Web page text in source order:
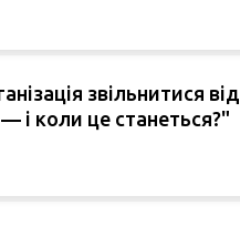
звільнитися від
— і коли це станеться?"